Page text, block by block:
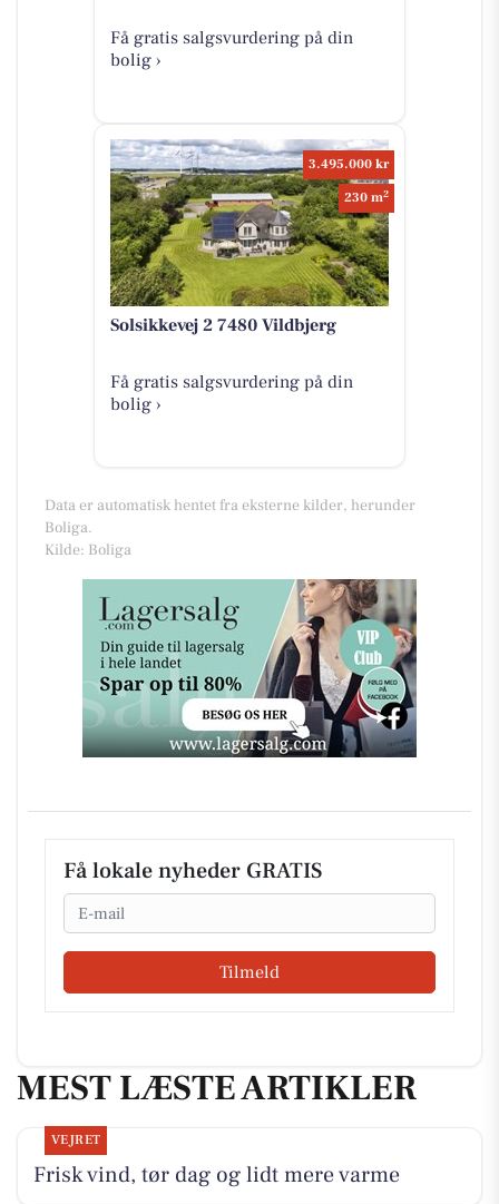
Få gratis salgsvurdering på din
bolig ›
3.495.000 kr
230 m2
Solsikkevej 2 7480 Vildbjerg
Få gratis salgsvurdering på din
bolig ›
Data er automatisk hentet fra eksterne kilder, herunder
Boliga.
Kilde: Boliga
Få lokale nyheder GRATIS
Email
Tilmeld
MEST LÆSTE ARTIKLER
VEJRET
Frisk vind, tør dag og lidt mere varme